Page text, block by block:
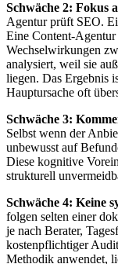
Schwäche 2: Fokus
Agentur prüft SEO.
Eine Content-
Wechselwirkungen
analysiert, weil sie
liegen. Das Ergebnis
Hauptursache oft
Schwäche 3:
Selbst wenn der
unbewusst auf
Diese kognitive
strukturell
Schwäche 4: Keine
folgen selten einer
je nach Berater,
kostenpflichtiger
Methodik anwendet,